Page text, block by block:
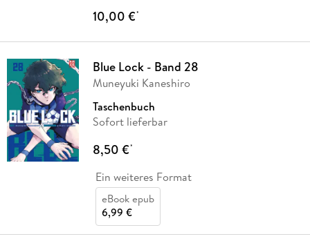
10,00 €*
Blue Lock - Band 28
Muneyuki Kaneshiro
Taschenbuch
Sofort lieferbar
8,50 €*
Ein weiteres Format
eBook epub
6,99 €